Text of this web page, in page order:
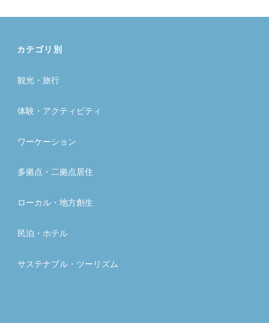
カテゴリ別
観光・旅行
体験・アクティビティ
ワーケーション
多拠点・二拠点居住
ローカル・地方創生
民泊・ホテル
サステナブル・ツーリズム